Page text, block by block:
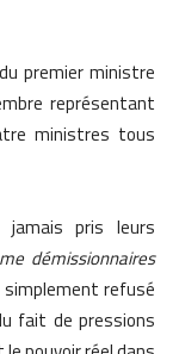
premier ministre
représentant
ministres tous
pris leurs
démissionnaires
refusé
fait de pressions